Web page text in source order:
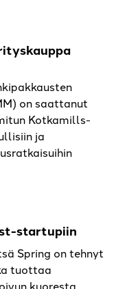
on saattanut
Kotkamills-
ja
startupiin
Spring on tehnyt
tuottaa
kuoresta.